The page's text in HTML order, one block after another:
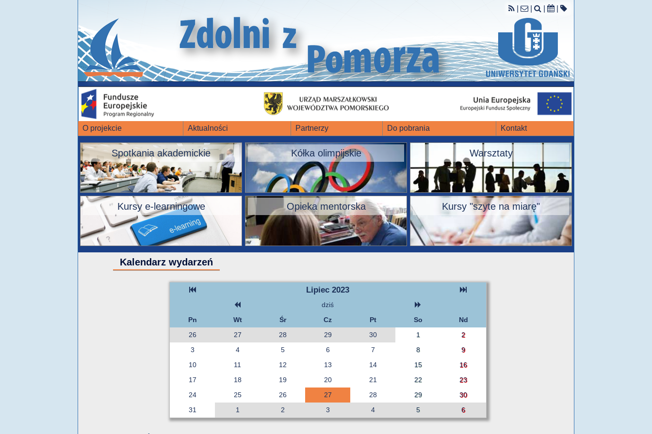
O projekcie Aktualności Partnerzy Do pobrania Kontakt
Spotkania akademickie Kółka olimpijskie Warsztaty
Kursy e-learningowe Opieka mentorska Kursy "szyte na miarę"
Kalendarz wydarzeń
Lipiec 2023
dziś
Pn
Wt Śr Cz Pt So
Nd
26
27 28 29 30 1
2
3
4 5 6 7 8
9
10
11 12 13 14 15
16
17
18 19 20 21 22
23
24
25 26 27 28 29
30
31
1 2 3 4 5 6